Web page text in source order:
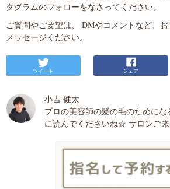
タグラムのフォローをなさってください。
ご質問やご要望は、 DMやコメントなど、
メッセージください。
ツイート シェア
小吉 健太
プロの美容師の髪の毛のために
に読んでくださいね☆ サロンご来